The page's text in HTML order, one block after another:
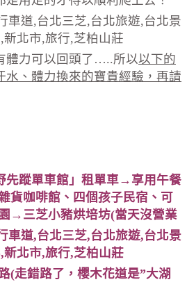
體力可以回頭了…..所以以下的
水、體力換來的寶貴經驗，再請
先蹤單車館」租單車→享用午餐
貨咖啡館、四個孩子民宿、可
→三芝小豬烘培坊(當天沒營業
(走錯路了，櫻木花道是”大湖